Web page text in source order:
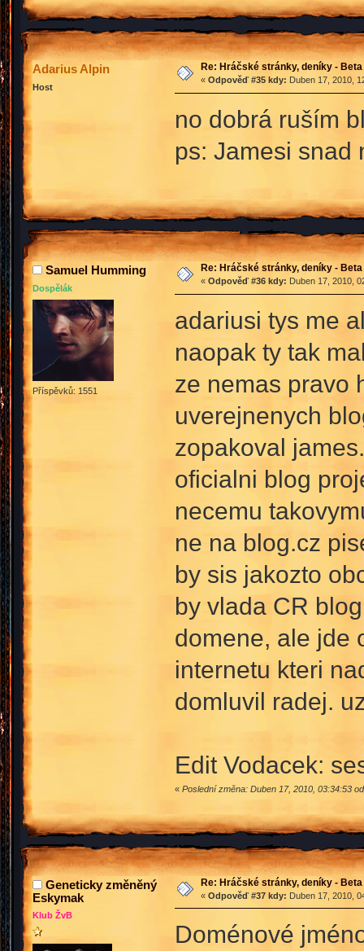
Adarius Alpin
Host
Re: Hráčské stránky, deníky - Beta
« Odpověď #35 kdy: Duben 17, 2010,
no dobrá ruším
ps: Jamesi
Samuel Humming
Dospělák
Příspěvků: 1551
Re: Hráčské stránky, deníky - Beta
« Odpověď #36 kdy: Duben 17, 2010,
adariusi tys me
naopak ty tak
ze nemas pravo
uverejnenych
zopakoval
oficialni blog
necemu
ne na blog.cz
by sis jakozto
by vlada CR
domene, ale jde
internetu kteri
domluvil radej.
Edit Vodacek:
« Poslední změna: Duben 17, 2010, 03:34:53
Geneticky změněný
Eskymak
Klub ŽvB
Re: Hráčské stránky, deníky - Beta
« Odpověď #37 kdy: Duben 17, 2010,
Doménové